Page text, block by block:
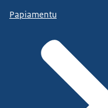
Papiamentu